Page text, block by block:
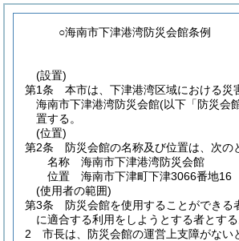
○海南市下津港湾防災会館条例
(設置)
第1条
本市は、下津港湾区域における災
海南市下津港湾防災会館(以下「防災会
置する。
(位置)
第2条
防災会館の名称及び位置は、次の
名称 海南市下津港湾防災会館
位置 海南市下津町下津3066番地16
(使用者の範囲)
第3条
防災会館を使用することができる
に適合する利用をしようとする者とする
2
市長は、防災会館の運営上支障がない